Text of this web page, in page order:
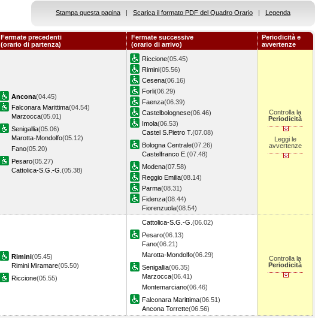
Stampa questa pagina | Scarica il formato PDF del Quadro Orario | Legenda
Fermate precedenti
(orario di partenza)
Fermate successive
(orario di arrivo)
Periodicità e
avvertenze
Ancona(04.45)
Falconara Marittima(04.54)
Marzocca(05.01)
Senigallia(05.06)
Marotta-Mondolfo(05.12)
Fano(05.20)
Pesaro(05.27)
Cattolica-S.G.-G. (05.38)
Riccione(05.45)
Rimini(05.56)
Cesena(06.16)
Forli(06.29)
Faenza(06.39)
Castelbolognese(06.46)
Imola(06.53)
Castel S.Pietro T.(07.08)
Bologna Centrale(07.26)
Castelfranco E. (07.48)
Modena(07.58)
Reggio Emilia(08.14)
Parma(08.31)
Fidenza(08.44)
Fiorenzuola(08.54)
Controlla la
Periodicità
Leggi le
avvertenze
Rimini(05.45)
Rimini Miramare(05.50)
Riccione(05.55)
Cattolica-S.G.-G. (06.02)
Pesaro(06.13)
Fano(06.21)
Marotta-Mondolfo(06.29)
Senigallia(06.35)
Marzocca(06.41)
Montemarciano(06.46)
Falconara Marittima(06.51)
Ancona Torrette(06.56)
Controlla la
Periodicità